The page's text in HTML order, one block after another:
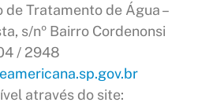
de Tratamento de Água –
s/nº Bairro Cordenonsi
/ 2948
através do site: